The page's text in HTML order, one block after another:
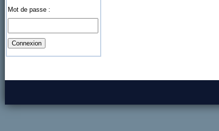
Mot de passe :